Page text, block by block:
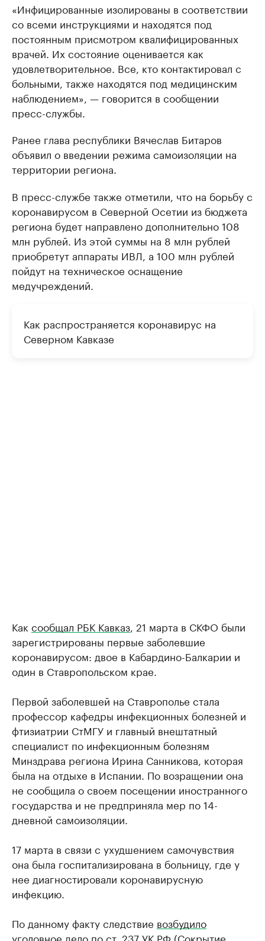
«Инфицированные изолированы в соответствии
со всеми инструкциями и находятся под
постоянным присмотром квалифицированных
врачей. Их состояние оценивается как
удовлетворительное. Все, кто контактировал с
больными, также находятся под медицинским
наблюдением», — говорится в сообщении
пресс-службы.
Ранее глава республики Вячеслав Битаров
объявил о введении режима самоизоляции на
территории региона.
В пресс-службе также отметили, что на борьбу с
коронавирусом в Северной Осетии из бюджета
региона будет направлено дополнительно 108
млн рублей. Из этой суммы на 8 млн рублей
приобретут аппараты ИВЛ, а 100 млн рублей
пойдут на техническое оснащение
медучреждений.
Как распространяется коронавирус на
Северном Кавказе
Как сообщал РБК Кавказ, 21 марта в СКФО были
зарегистрированы первые заболевшие
коронавирусом: двое в Кабардино-Балкарии и
один в Ставропольском крае.
Первой заболевшей на Ставрополье стала
профессор кафедры инфекционных болезней и
фтизиатрии СтМГУ и главный внештатный
специалист по инфекционным болезням
Минздрава региона Ирина Санникова, которая
была на отдыхе в Испании. По возращении она
не сообщила о своем посещении иностранного
государства и не предприняла мер по 14-
дневной самоизоляции.
17 марта в связи с ухудшением самочувствия
она была госпитализирована в больницу, где у
нее диагностировали коронавирусную
инфекцию.
По данному факту следствие возбудило
уголовное дело по ст. 237 УК РФ (Сокрытие